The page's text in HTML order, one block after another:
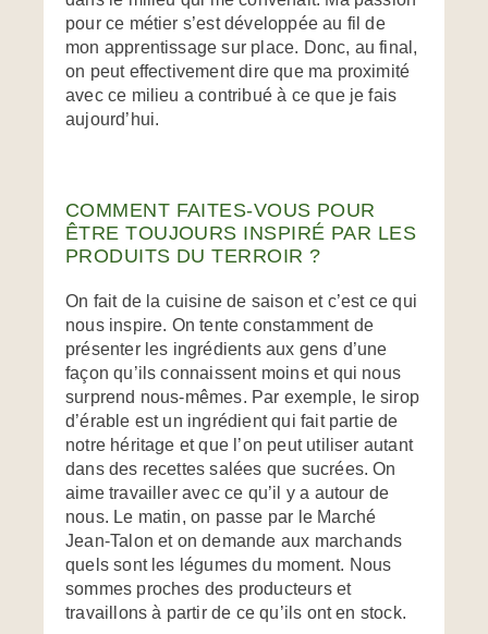
pour ce métier s’est développée au fil de
mon apprentissage sur place. Donc, au final,
on peut effectivement dire que ma proximité
avec ce milieu a contribué à ce que je fais
aujourd’hui.
COMMENT FAITES-VOUS POUR
ÊTRE TOUJOURS INSPIRÉ PAR LES
PRODUITS DU TERROIR ?
On fait de la cuisine de saison et c’est ce qui
nous inspire. On tente constamment de
présenter les ingrédients aux gens d’une
façon qu’ils connaissent moins et qui nous
surprend nous-mêmes. Par exemple, le sirop
d’érable est un ingrédient qui fait partie de
notre héritage et que l’on peut utiliser autant
dans des recettes salées que sucrées. On
aime travailler avec ce qu’il y a autour de
nous. Le matin, on passe par le Marché
Jean-Talon et on demande aux marchands
quels sont les légumes du moment. Nous
sommes proches des producteurs et
travaillons à partir de ce qu’ils ont en stock.